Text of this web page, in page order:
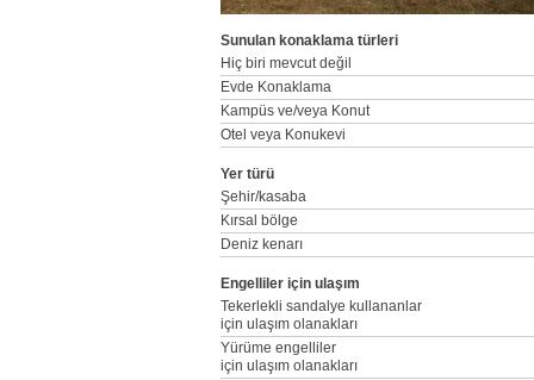
Sunulan konaklama türleri
Hiç biri mevcut değil
Evde Konaklama
Kampüs ve/veya Konut
Otel veya Konukevi
Yer türü
Şehir/kasaba
Kırsal bölge
Deniz kenarı
Engelliler için ulaşım
Tekerlekli sandalye kullananlar
için ulaşım olanakları
Yürüme engelliler
için ulaşım olanakları